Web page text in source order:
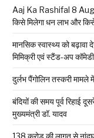
Aaj Ka Rashifal 8
किसे मिलेगा धन लाभ और किसे
मानसिक स्वास्थ्य को
मिमिक्री एवं स्टैंड-अप
दुर्लभ पैंगोलिन तस्करी मामले
बंदियों की समय पूर्व रिहाई
मुख्यमंत्री डॉ. यादव
138 करोड़ की लागत से